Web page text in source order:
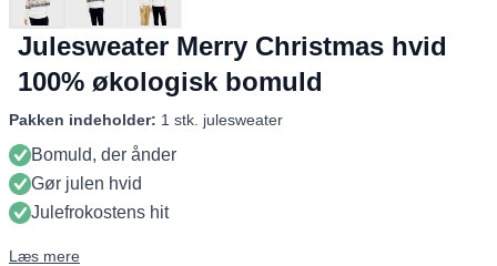
Julesweater Merry Christmas hvid
100% økologisk bomuld
Pakken indeholder: 1 stk. julesweater
Bomuld, der ånder
Gør julen hvid
Julefrokostens hit
Læs mere